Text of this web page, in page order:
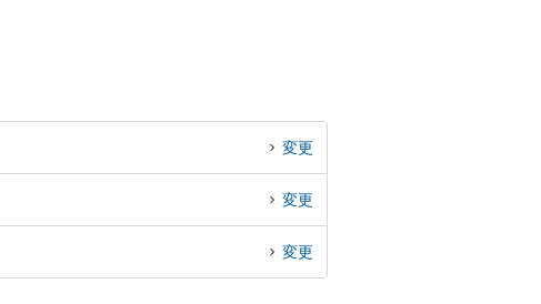
変更
変更
変更